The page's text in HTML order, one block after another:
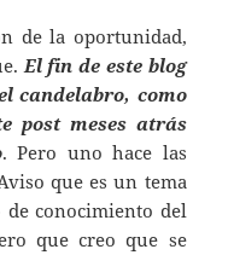
de la oportunidad,
El fin de este blog
candelabro, como
post meses atrás
. Pero uno hace las
que es un tema
conocimiento del
que creo que se